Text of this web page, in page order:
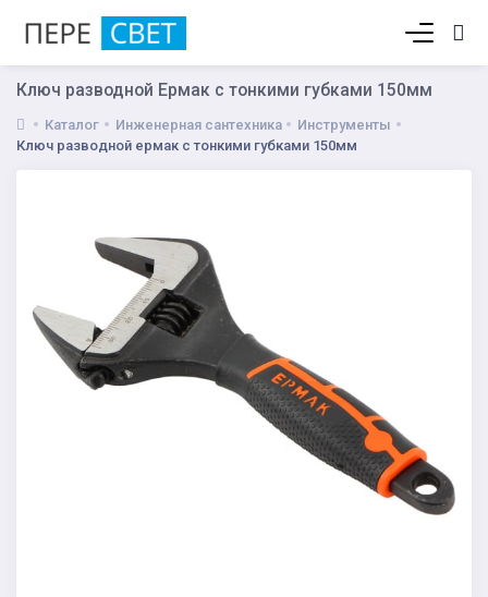
Ключ разводной Ермак с тонкими губками 150мм
Каталог Инженерная сантехника
Инструменты
Ключ разводной ермак с тонкими губками 150мм